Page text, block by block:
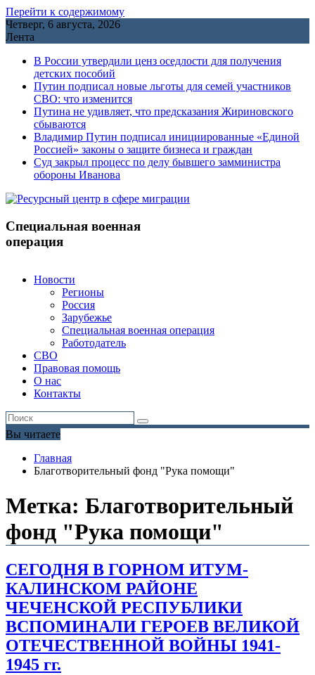
Перейти к содержимому
Четверг, 6 августа, 2026
Лента
В России утвердили ценз оседлости для получения
детских пособий
Путин подписал новые льготы для семей участников
СВО: что изменится
Путина не удивляет, что предсказания Жириновского
сбываются
Владимир Путин подписал инициированные «Единой
Россией» законы о защите бизнеса и граждан
Cуд закрыл процесс по делу бывшего замминистра
обороны Иванова
Специальная военная
операция
Новости
Регионы
Россия
Зарубежье
Специальная военная операция
Работодатель
СВО
Правовая помощь
О нас
Контакты
Вы читаете
Главная
Благотворительный фонд "Рука помощи"
Метка: Благотворительный
фонд "Рука помощи"
СЕГОДНЯ В ГОРНОМ ИТУМ-
КАЛИНСКОМ РАЙОНЕ
ЧЕЧЕНСКОЙ РЕСПУБЛИКИ
ВСПОМИНАЛИ ГЕРОЕВ ВЕЛИКОЙ
ОТЕЧЕСТВЕННОЙ ВОЙНЫ 1941-
1945 гг.